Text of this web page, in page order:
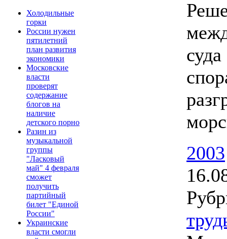
Холодильные
горки
России нужен
пятилетний
план развития
экономики
Московские
власти
проверят
содержание
блогов на
наличие
детского порно
Разин из
музыкальной
группы
"Ласковый
май" 4 февраля
сможет
получить
партийный
билет "Единой
России"
Украинские
власти смогли
2003